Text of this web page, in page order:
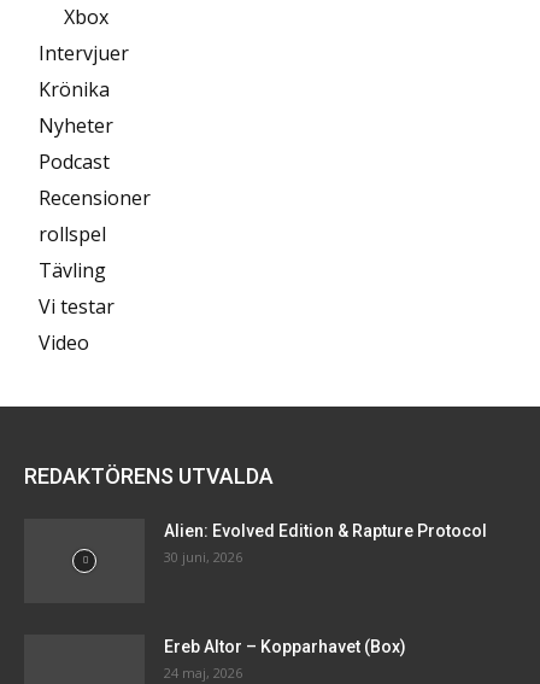
Xbox
Intervjuer
Krönika
Nyheter
Podcast
Recensioner
rollspel
Tävling
Vi testar
Video
REDAKTÖRENS UTVALDA
Alien: Evolved Edition & Rapture Protocol
30 juni, 2026
Ereb Altor – Kopparhavet (Box)
24 maj, 2026